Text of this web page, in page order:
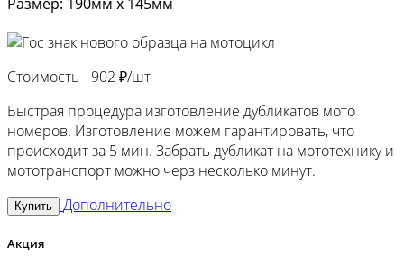
Стоимость - 902 ₽/шт
Быстрая процедура изготовление дубликатов мото
номеров. Изготовление можем гарантировать, что
происходит за 5 мин. Забрать дубликат на мототехнику и
мототранспорт можно черз несколько минут.
Купить Дополнительно
Акция